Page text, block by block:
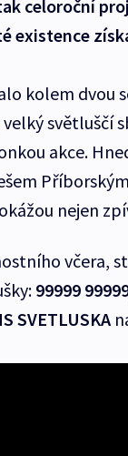
celoroční
existence
kolem dvou
světluščí
akce.
nejen
včera,
99999
SVETLUSKA